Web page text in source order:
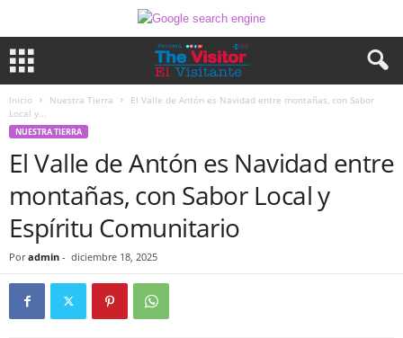
Inicio Nuestra Tierra
El Valle de Antón es Navidad entre montañas, con Sabor
Local y...
NUESTRA TIERRA
El Valle de Antón es Navidad entre
montañas, con Sabor Local y
Espíritu Comunitario
Por admin - diciembre 18, 2025